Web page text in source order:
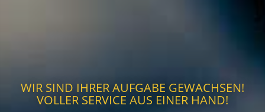
WIR SIND IHRER AUFGABE GEWACHSEN!
VOLLER SERVICE AUS EINER HAND!